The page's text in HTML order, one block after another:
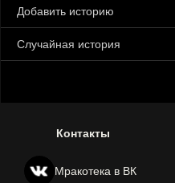
Добавить историю
Случайная история
Контакты
Мракотека в ВК